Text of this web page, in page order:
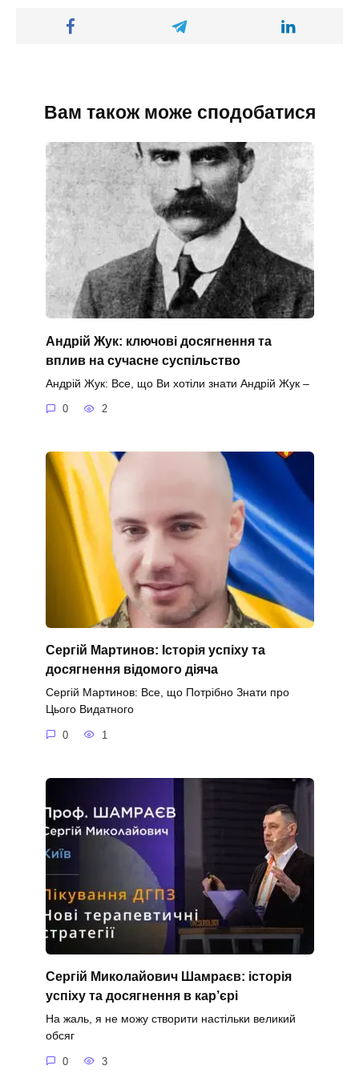
Вам також може сподобатися
Андрій Жук: ключові досягнення та
вплив на сучасне суспільство
Андрій Жук: Все, що Ви хотіли знати Андрій Жук –
0 2
Сергій Мартинов: Історія успіху та
досягнення відомого діяча
Сергій Мартинов: Все, що Потрібно Знати про
Цього Видатного
0 1
Сергій Миколайович Шамраєв: історія
успіху та досягнення в кар’єрі
На жаль, я не можу створити настільки великий
обсяг
0 3